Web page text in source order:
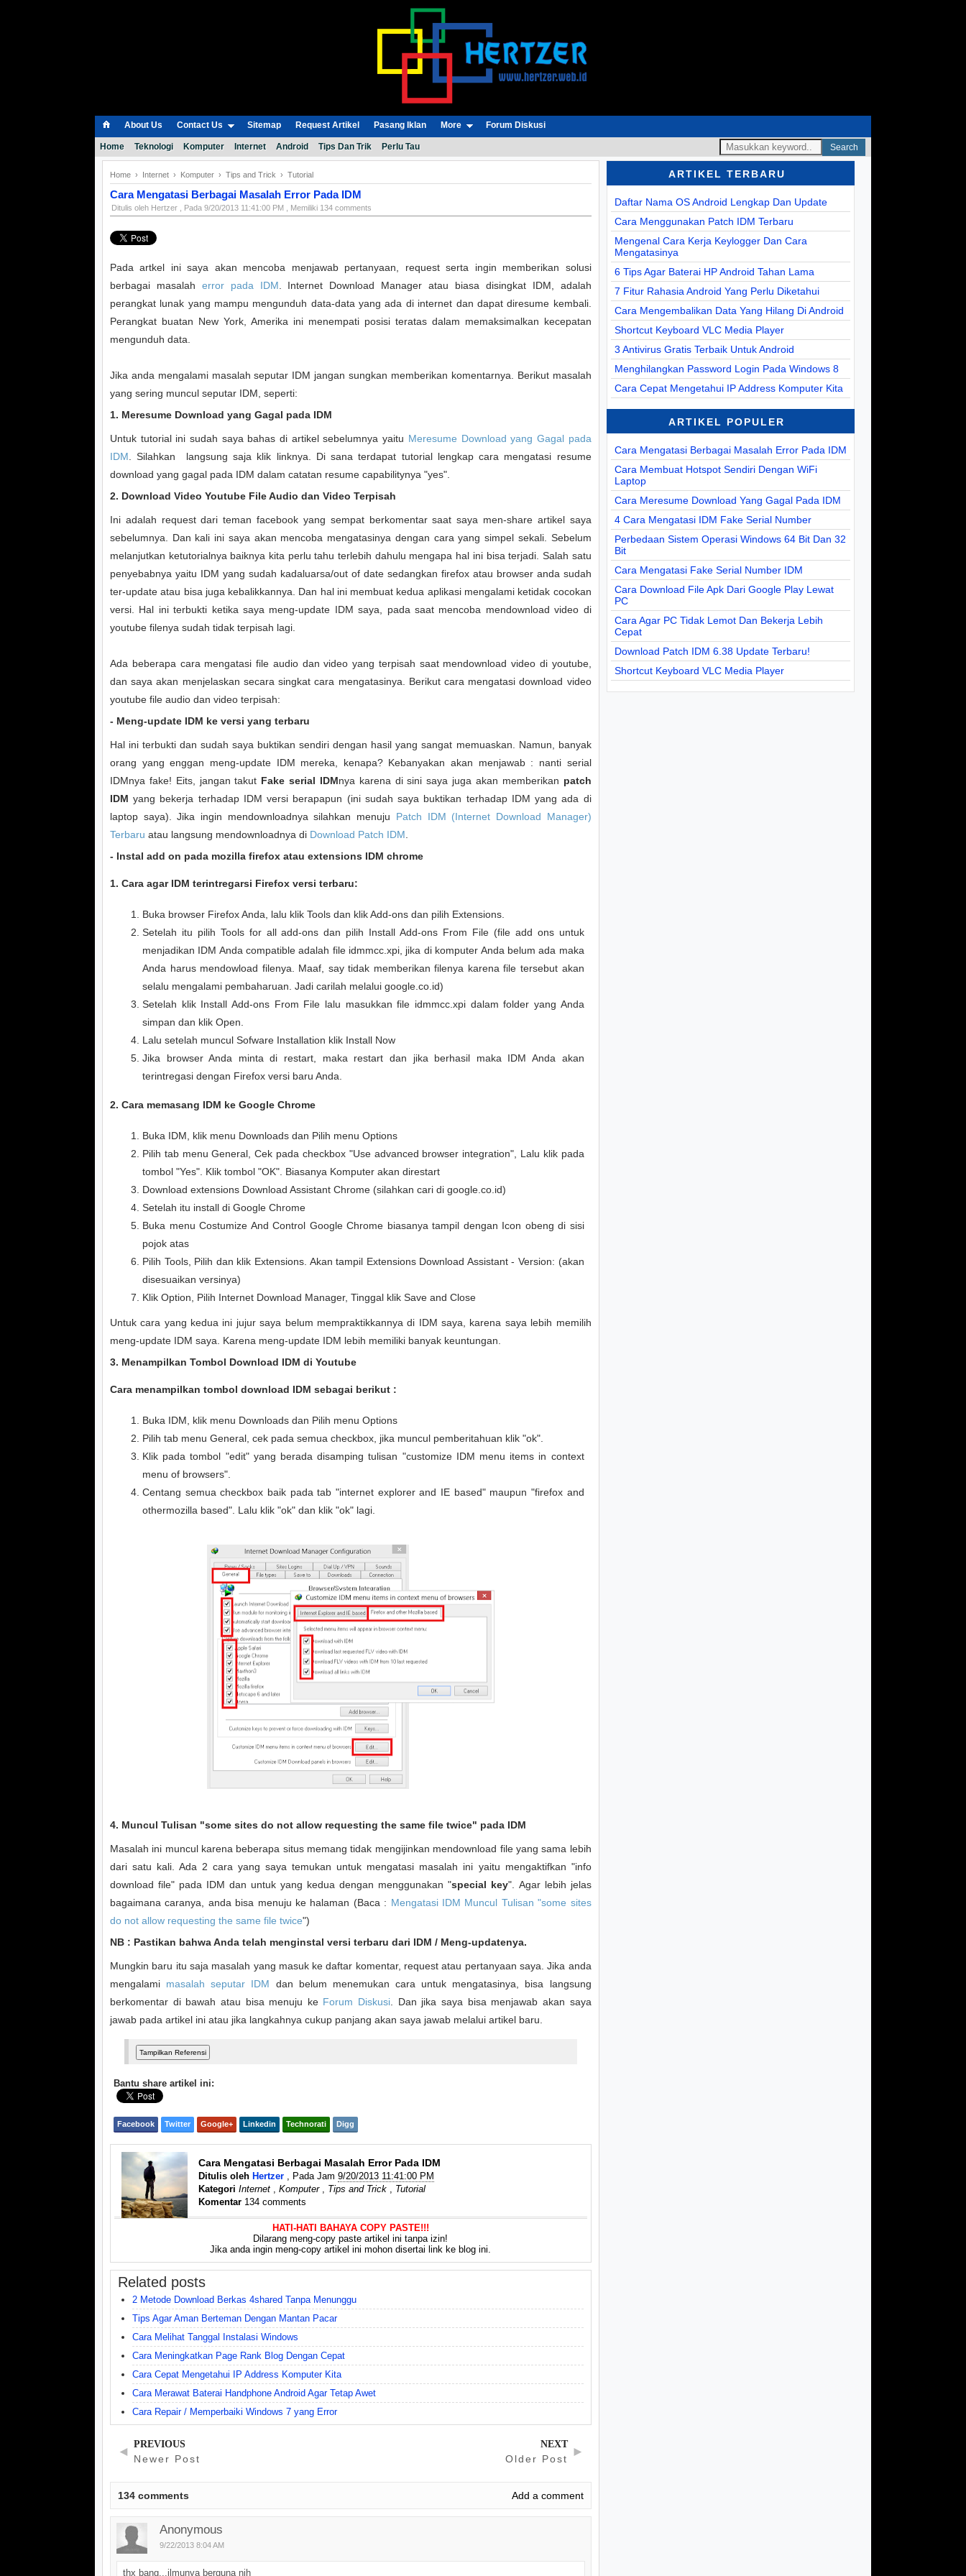
About Us Contact Us Sitemap Request Artikel Pasang Iklan More Forum Diskusi
Home Teknologi Komputer Internet Android Tips Dan Trik Perlu Tau Search
Home › Internet › Komputer › Tips and Trick › Tutorial
Cara Mengatasi Berbagai Masalah Error Pada IDM
Ditulis oleh Hertzer , Pada 9/20/2013 11:41:00 PM , Memiliki 134 comments
Pada artkel ini saya akan mencoba menjawab pertanyaan, request serta ingin memberikan solusi
berbagai masalah error pada IDM . Internet Download Manager atau biasa disingkat IDM, adalah
perangkat lunak yang mampu mengunduh data-data yang ada di internet dan dapat diresume kembali.
Perangkat buatan New York, Amerika ini menempati posisi teratas dalam memaksimalkan kecepatan
mengunduh data.
Jika anda mengalami masalah seputar IDM jangan sungkan memberikan komentarnya. Berikut masalah
yang sering muncul seputar IDM, seperti:
1. Meresume Download yang Gagal pada IDM
Untuk tutorial ini sudah saya bahas di artikel sebelumnya yaitu Meresume Download yang Gagal pada
IDM . Silahkan langsung saja klik linknya. Di sana terdapat tutorial lengkap cara mengatasi resume
download yang gagal pada IDM dalam catatan resume capabilitynya "yes".
2. Download Video Youtube File Audio dan Video Terpisah
Ini adalah request dari teman facebook yang sempat berkomentar saat saya men-share artikel saya
sebelumnya. Dan kali ini saya akan mencoba mengatasinya dengan cara yang simpel sekali. Sebelum
melanjutkan ketutorialnya baiknya kita perlu tahu terlebih dahulu mengapa hal ini bisa terjadi. Salah satu
penyebabnya yaitu IDM yang sudah kadaluarsa/out of date sedangkan firefox atau browser anda sudah
ter-update atau bisa juga kebalikkannya. Dan hal ini membuat kedua aplikasi mengalami ketidak cocokan
versi. Hal ini terbukti ketika saya meng-update IDM saya, pada saat mencoba mendownload video di
youtube filenya sudah tidak terpisah lagi.
Ada beberapa cara mengatasi file audio dan video yang terpisah saat mendownload video di youtube,
dan saya akan menjelaskan secara singkat cara mengatasinya. Berikut cara mengatasi download video
youtube file audio dan video terpisah:
- Meng-update IDM ke versi yang terbaru
Hal ini terbukti dan sudah saya buktikan sendiri dengan hasil yang sangat memuaskan. Namun, banyak
orang yang enggan meng-update IDM mereka, kenapa? Kebanyakan akan menjawab : nanti serial
IDMnya fake! Eits, jangan takut Fake serial IDMnya karena di sini saya juga akan memberikan patch
IDM yang bekerja terhadap IDM versi berapapun (ini sudah saya buktikan terhadap IDM yang ada di
laptop saya). Jika ingin mendownloadnya silahkan menuju Patch IDM (Internet Download Manager)
Terbaru atau langsung mendownloadnya di Download Patch IDM
- Instal add on pada mozilla firefox atau extensions IDM chrome
1. Cara agar IDM terintregarsi Firefox versi terbaru:
Buka browser Firefox Anda, lalu klik Tools dan klik Add-ons dan pilih Extensions.
Setelah itu pilih Tools for all add-ons dan pilih Install Add-ons From File (file add ons untuk
menjadikan IDM Anda compatible adalah file idmmcc.xpi, jika di komputer Anda belum ada maka
Anda harus mendowload filenya. Maaf, say tidak memberikan filenya karena file tersebut akan
selalu mengalami pembaharuan. Jadi carilah melalui google.co.id)
Setelah klik Install Add-ons From File lalu masukkan file idmmcc.xpi dalam folder yang Anda
simpan dan klik Open.
Lalu setelah muncul Sofware Installation klik Install Now
Jika browser Anda minta di restart, maka restart dan jika berhasil maka IDM Anda akan
terintregasi dengan Firefox versi baru Anda.
2. Cara memasang IDM ke Google Chrome
Buka IDM, klik menu Downloads dan Pilih menu Options
Pilih tab menu General, Cek pada checkbox "Use advanced browser integration", Lalu klik pada
tombol "Yes". Klik tombol "OK". Biasanya Komputer akan direstart
Download extensions Download Assistant Chrome (silahkan cari di google.co.id)
Setelah itu install di Google Chrome
Buka menu Costumize And Control Google Chrome biasanya tampil dengan Icon obeng di sisi
pojok atas
Pilih Tools, Pilih dan klik Extensions. Akan tampil Extensions Download Assistant - Version: (akan
disesuaikan versinya)
Klik Option, Pilih Internet Download Manager, Tinggal klik Save and Close
Untuk cara yang kedua ini jujur saya belum mempraktikkannya di IDM saya, karena saya lebih memilih
meng-update IDM saya. Karena meng-update IDM lebih memiliki banyak keuntungan.
3. Menampilkan Tombol Download IDM di Youtube
Cara menampilkan tombol download IDM sebagai berikut :
Buka IDM, klik menu Downloads dan Pilih menu Options
Pilih tab menu General, cek pada semua checkbox, jika muncul pemberitahuan klik "ok".
Klik pada tombol "edit" yang berada disamping tulisan "customize IDM menu items in context
menu of browsers".
Centang semua checkbox baik pada tab "internet explorer and IE based" maupun "firefox and
othermozilla based". Lalu klik "ok" dan klik "ok" lagi.
4. Muncul Tulisan "some sites do not allow requesting the same file twice" pada IDM
Masalah ini muncul karena beberapa situs memang tidak mengijinkan mendownload file yang sama lebih
dari satu kali. Ada 2 cara yang saya temukan untuk mengatasi masalah ini yaitu mengaktifkan "info
download file" pada IDM dan untuk yang kedua dengan menggunakan "special key". Agar lebih jelas
bagaimana caranya, anda bisa menuju ke halaman (Baca : Mengatasi IDM Muncul Tulisan "some sites
do not allow requesting the same file twice")
NB : Pastikan bahwa Anda telah menginstal versi terbaru dari IDM / Meng-updatenya.
Mungkin baru itu saja masalah yang masuk ke daftar komentar, request atau pertanyaan saya. Jika anda
mengalami masalah seputar IDM dan belum menemukan cara untuk mengatasinya, bisa langsung
berkomentar di bawah atau bisa menuju ke Forum Diskusi . Dan jika saya bisa menjawab akan saya
jawab pada artikel ini atau jika langkahnya cukup panjang akan saya jawab melalui artikel baru.
Bantu share artikel ini:
Facebook Twitter Google+ Linkedin Technorati Digg
Cara Mengatasi Berbagai Masalah Error Pada IDM
Ditulis oleh Hertzer , Pada Jam9/20/2013 11:41:00 PM
Kategori Internet ,Komputer, Tips and Trick , Tutorial
Komentar 134 comments
HATI-HATI BAHAYA COPY PASTE!!!
Dilarang meng-copy paste artikel ini tanpa izin!
Jika anda ingin meng-copy artikel ini mohon disertai link ke blog ini.
Related posts
2 Metode Download Berkas 4shared Tanpa Menunggu
Tips Agar Aman Berteman Dengan Mantan Pacar
Cara Melihat Tanggal Instalasi Windows
Cara Meningkatkan Page Rank Blog Dengan Cepat
Cara Cepat Mengetahui IP Address Komputer Kita
Cara Merawat Baterai Handphone Android Agar Tetap Awet
Cara Repair / Memperbaiki Windows 7 yang Error
◄
PREVIOUS
Newer Post ►
NEXT
Older Post
134 comments Add a comment
Anonymous
9/22/2013 8:04 AM
thx bang...ilmunya berguna nih
ARTIKEL TERBARU
Daftar Nama OS Android Lengkap Dan Update
Cara Menggunakan Patch IDM Terbaru
Mengenal Cara Kerja Keylogger Dan Cara
Mengatasinya
6 Tips Agar Baterai HP Android Tahan Lama
7 Fitur Rahasia Android Yang Perlu Diketahui
Cara Mengembalikan Data Yang Hilang Di Android
Shortcut Keyboard VLC Media Player
3 Antivirus Gratis Terbaik Untuk Android
Menghilangkan Password Login Pada Windows 8
Cara Cepat Mengetahui IP Address Komputer Kita
ARTIKEL POPULER
Cara Mengatasi Berbagai Masalah Error Pada IDM
Cara Membuat Hotspot Sendiri Dengan WiFi
Laptop
Cara Meresume Download Yang Gagal Pada IDM
4 Cara Mengatasi IDM Fake Serial Number
Perbedaan Sistem Operasi Windows 64 Bit Dan 32
Bit
Cara Mengatasi Fake Serial Number IDM
Cara Download File Apk Dari Google Play Lewat
PC
Cara Agar PC Tidak Lemot Dan Bekerja Lebih
Cepat
Download Patch IDM 6.38 Update Terbaru!
Shortcut Keyboard VLC Media Player